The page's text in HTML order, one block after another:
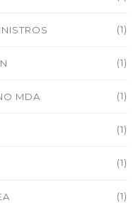
(1)
(1)
MDA (1)
(1)
(1)
(1)